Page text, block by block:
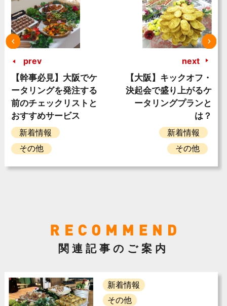
prev
【幹事必見】大阪でケ
ータリングを発注する
前のチェックリストと
おすすめサービス
新着情報
その他
next
【大阪】キックオフ・
決起会で盛り上がるケ
ータリングプランと
は？
新着情報
その他
関連記事のご案内
新着情報
その他